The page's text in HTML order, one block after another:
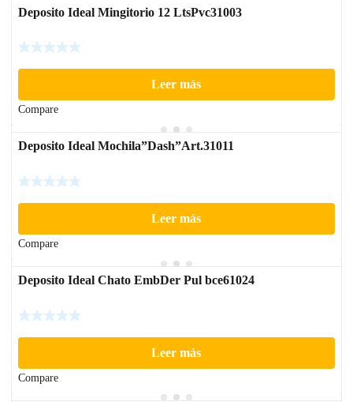
Deposito Ideal Mingitorio 12 LtsPvc31003
Leer más
Compare
Deposito Ideal Mochila”Dash”Art.31011
Leer más
Compare
Deposito Ideal Chato EmbDer Pul bce61024
Leer más
Compare